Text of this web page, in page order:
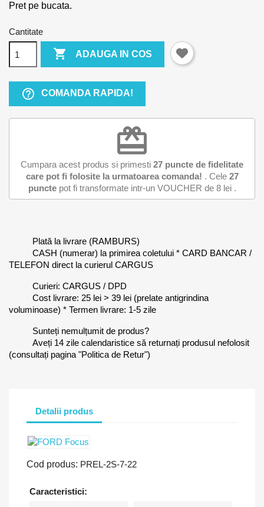
Pret pe bucata.
Cantitate
 ADAUGA IN COS
help_outline COMANDA RAPIDA!
redeem
Cumpara acest produs si primesti 27 puncte de fidelitate
care pot fi folosite la urmatoarea comanda! . Cele 27
punctepot fi transformate intr-un VOUCHER de 8 lei.
Plată la livrare (RAMBURS)
CASH (numerar) la primirea coletului * CARD BANCAR /
TELEFON direct la curierul CARGUS
Curieri: CARGUS / DPD
Cost livrare: 25 lei > 39 lei (prelate antigrindina
voluminoase) * Termen livrare: 1-5 zile
Sunteți nemulțumit de produs?
Aveți 14 zile calendaristice să returnați produsul nefolosit
(consultați pagina "Politica de Retur")
Detalii produs
Cod produs: PREL-2S-7-22
Caracteristici: